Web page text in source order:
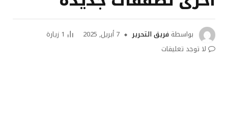
بواسطة فريق التحرير 7 أبريل, 2025 1 زيارة
لا توجد تعليقات